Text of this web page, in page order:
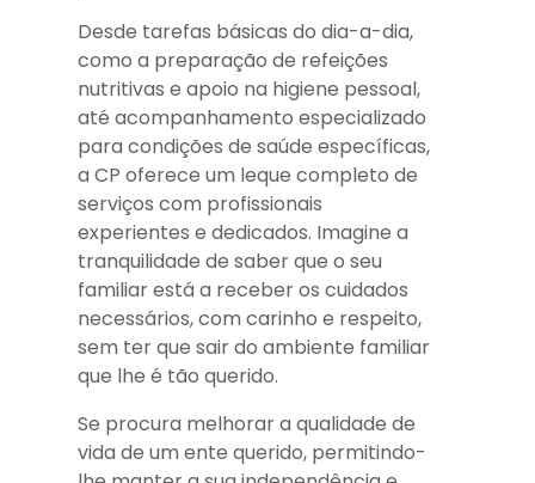
Desde tarefas básicas do dia-a-dia,
como a preparação de refeições
nutritivas e apoio na higiene pessoal,
até acompanhamento especializado
para condições de saúde específicas,
a CP oferece um leque completo de
serviços com profissionais
experientes e dedicados. Imagine a
tranquilidade de saber que o seu
familiar está a receber os cuidados
necessários, com carinho e respeito,
sem ter que sair do ambiente familiar
que lhe é tão querido.
Se procura melhorar a qualidade de
vida de um ente querido, permitindo-